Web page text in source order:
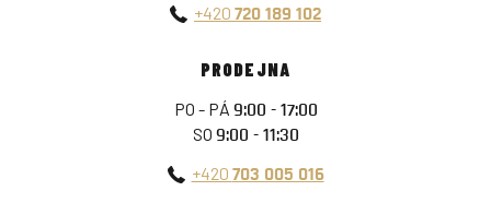
+420 720 189 102
PRODEJNA
PO - PÁ 9:00 - 17:00
SO 9:00 - 11:30
+420 703 005 016